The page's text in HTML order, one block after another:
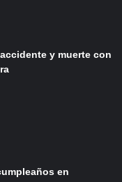
y muerte con
en